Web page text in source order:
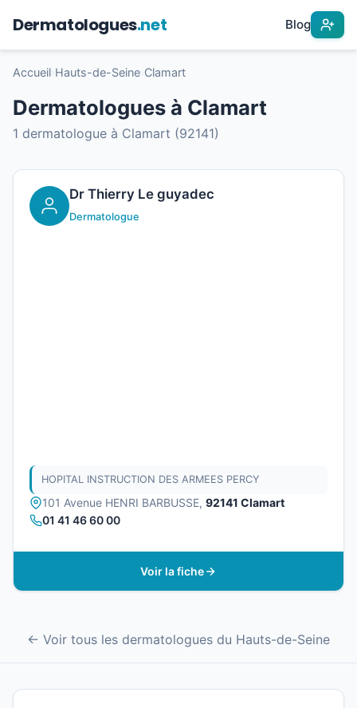
Dermatologues.net Blog
Accueil Hauts-de-Seine Clamart
Dermatologues à Clamart
1 dermatologue à Clamart (92141)
Dr Thierry Le guyadec
Dermatologue
HOPITAL INSTRUCTION DES ARMEES PERCY
101 Avenue HENRI BARBUSSE, 92141 Clamart
01 41 46 60 00
Voir la fiche
← Voir tous les dermatologues du Hauts-de-Seine